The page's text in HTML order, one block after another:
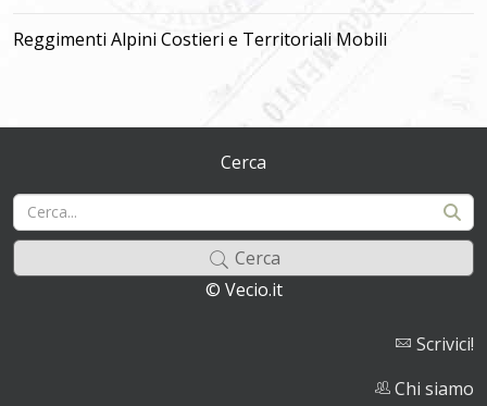
Reggimenti Alpini Costieri e Territoriali Mobili
Cerca
Cerca
© Vecio.it
Scrivici!
Chi siamo